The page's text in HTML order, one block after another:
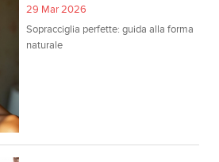
29 Mar 2026
Sopracciglia perfette: guida alla forma
naturale